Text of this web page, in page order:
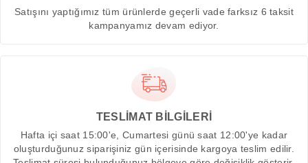
Satışını yaptığımız tüm ürünlerde geçerli vade farksız 6 taksit
kampanyamız devam ediyor.
TESLİMAT BİLGİLERİ
Hafta içi saat 15:00'e, Cumartesi günü saat 12:00'ye kadar
oluşturduğunuz siparişiniz gün içerisinde kargoya teslim edilir.